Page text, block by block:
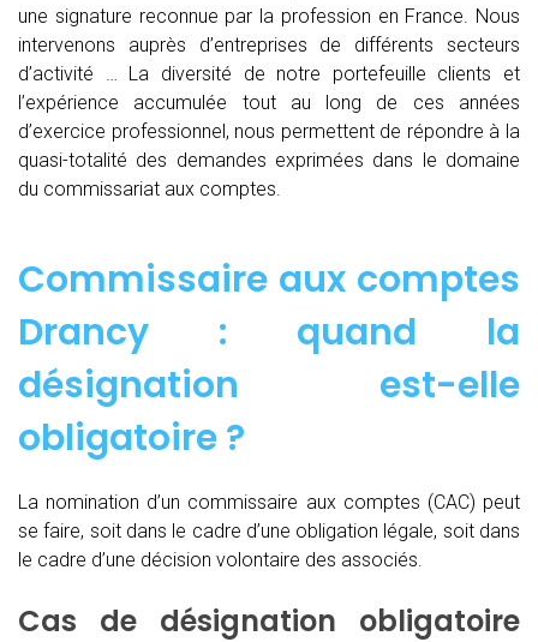
une signature reconnue par la profession en France. Nous
intervenons auprès d’entreprises de différents secteurs
d’activité … La diversité de notre portefeuille clients et
l’expérience accumulée tout au long de ces années
d’exercice professionnel, nous permettent de répondre à la
quasi-totalité des demandes exprimées dans le domaine
du commissariat aux comptes.
Commissaire aux comptes
Drancy : quand la
désignation est-elle
obligatoire ?
La nomination d’un commissaire aux comptes (CAC) peut
se faire, soit dans le cadre d’une obligation légale, soit dans
le cadre d’une décision volontaire des associés.
Cas de désignation obligatoire